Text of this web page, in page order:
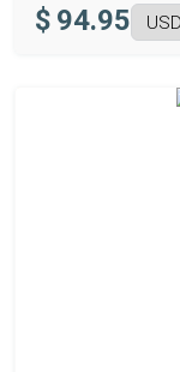
$ 94.95